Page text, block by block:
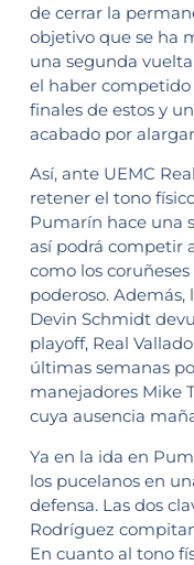
de cerrar la
objetivo que se ha
una segunda
el haber
finales de estos y
acabado por
Así, ante UEMC
retener el tono
Pumarín hace una
así podrá competir
como los
poderoso. Además,
Devin Schmidt
playoff, Real
últimas semanas
manejadores Mike
cuya ausencia
Ya en la ida en
los pucelanos en
defensa. Las dos
Rodríguez
En cuanto al tono